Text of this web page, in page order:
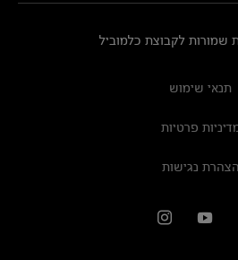
שמורות לקבוצת כלמוביל
תנאי שימוש
פרטיות
הצהרת נגישות